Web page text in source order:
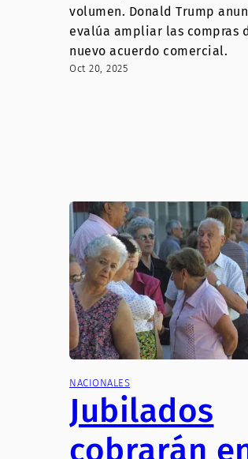
volumen. Donald Trump
evalúa ampliar las compras
nuevo acuerdo comercial.
Oct 20, 2025
NACIONALES
Jubilados
cobrarán